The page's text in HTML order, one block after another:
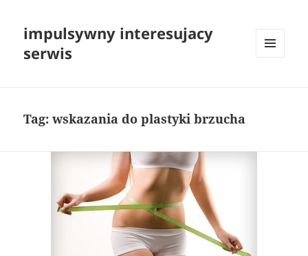
impulsywny interesujacy
serwis
Tag:wskazania do plastyki brzucha